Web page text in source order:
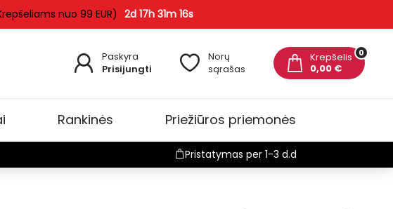
nuo 99 EUR) 2d 17h 31m 16s
Paskyra
Prisijungti
Norų
sąrašas
0
Krepšelis
0,00 €
Rankinės Priežiūros priemonės
Pristatymas per 1-3 d.d